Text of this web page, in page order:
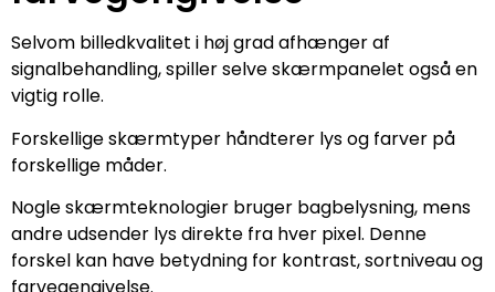
Selvom billedkvalitet i høj grad afhænger af
signalbehandling, spiller selve skærmpanelet også en
vigtig rolle.
Forskellige skærmtyper håndterer lys og farver på
forskellige måder.
Nogle skærmteknologier bruger bagbelysning, mens
andre udsender lys direkte fra hver pixel. Denne
forskel kan have betydning for kontrast, sortniveau og